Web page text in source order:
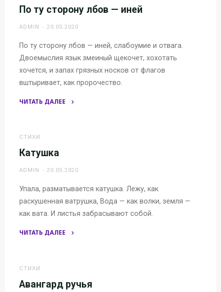
велосипеда"
По ту сторону лбов — иней
ADMIN 20.05.2020
По ту сторону лбов — иней, слабоумие и отвага.
Двоемыслия язык змеиный щекочет, хохотать
хочется, и запах грязных носков от флагов
вштыривает, как пророчество.
ЧИТАТЬ ДАЛЕЕ
сторону
лбов
иней"
СТИХИ
Катушка
ADMIN 20.05.2020
Упала, разматывается катушка. Лежу, как
раскушенная ватрушка, Вода — как волки, земля —
как вата. И листья забрасывают собой.
ЧИТАТЬ ДАЛЕЕ
СТИХИ
Авангард ручья